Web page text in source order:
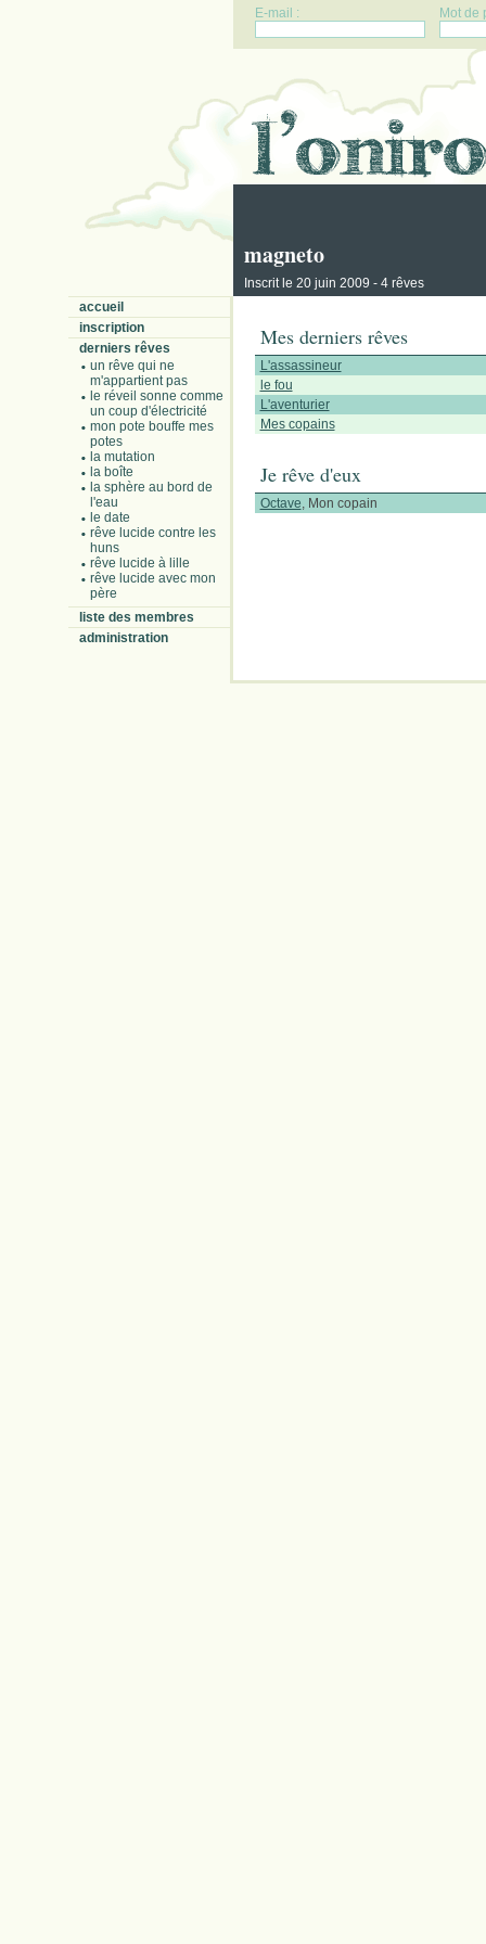
E-mail : Mot de
magneto
Inscrit le 20 juin 2009 - 4 rêves
accueil
inscription
derniers rêves
un rêve qui ne
m'appartient pas
le réveil sonne comme
un coup d'électricité
mon pote bouffe mes
potes
la mutation
la boîte
la sphère au bord de
l'eau
le date
rêve lucide contre les
huns
rêve lucide à lille
rêve lucide avec mon
père
liste des membres
administration
Mes derniers rêves
L'assassineur
le fou
L'aventurier
Mes copains
Je rêve d'eux
Octave, Mon copain